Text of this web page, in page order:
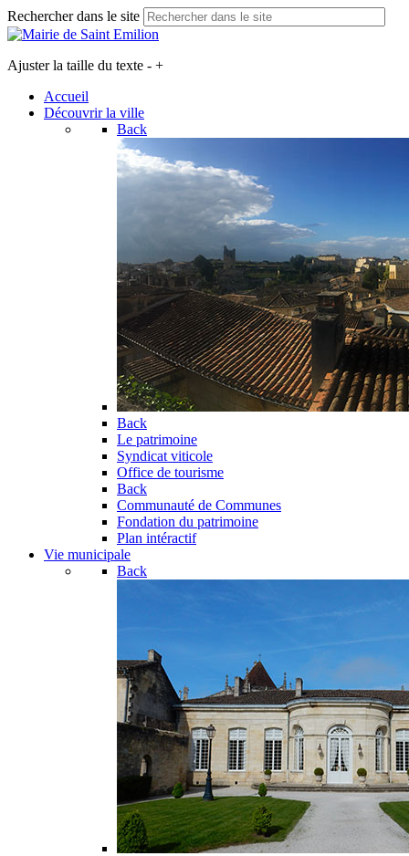
Rechercher dans le site
Ajuster la taille du texte - +
Accueil
Découvrir la ville
Back
Back
Le patrimoine
Syndicat viticole
Office de tourisme
Back
Communauté de Communes
Fondation du patrimoine
Plan intéractif
Vie municipale
Back